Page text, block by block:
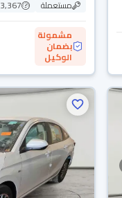
مستعملة
3,367 كم
مشمولة
بضمان
الوكيل